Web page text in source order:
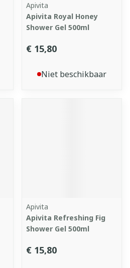
Apivita
Apivita Royal Honey
Shower Gel 500ml
€ 15,80
Niet beschikbaar
Apivita
Apivita Refreshing Fig
Shower Gel 500ml
€ 15,80